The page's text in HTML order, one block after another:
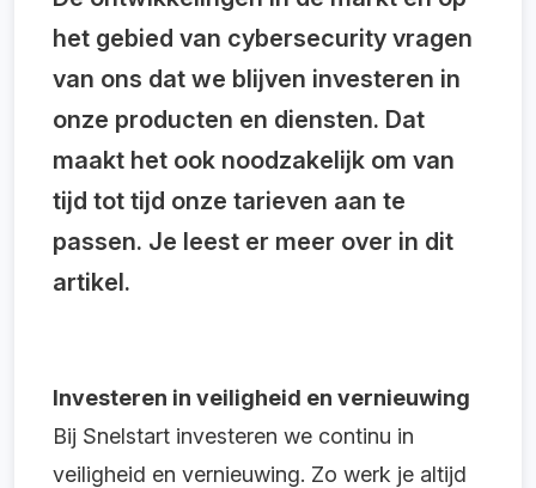
het gebied van cybersecurity vragen
van ons dat we blijven investeren in
onze producten en diensten. Dat
maakt het ook noodzakelijk om van
tijd tot tijd onze tarieven aan te
passen. Je leest er meer over in dit
artikel.
Investeren in veiligheid en vernieuwing
Bij Snelstart investeren we continu in
veiligheid en vernieuwing. Zo werk je altijd